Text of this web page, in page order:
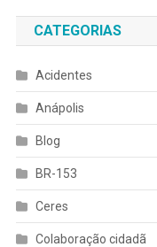
CATEGORIAS
Acidentes
Anápolis
Blog
BR-153
Ceres
Colaboração cidadã